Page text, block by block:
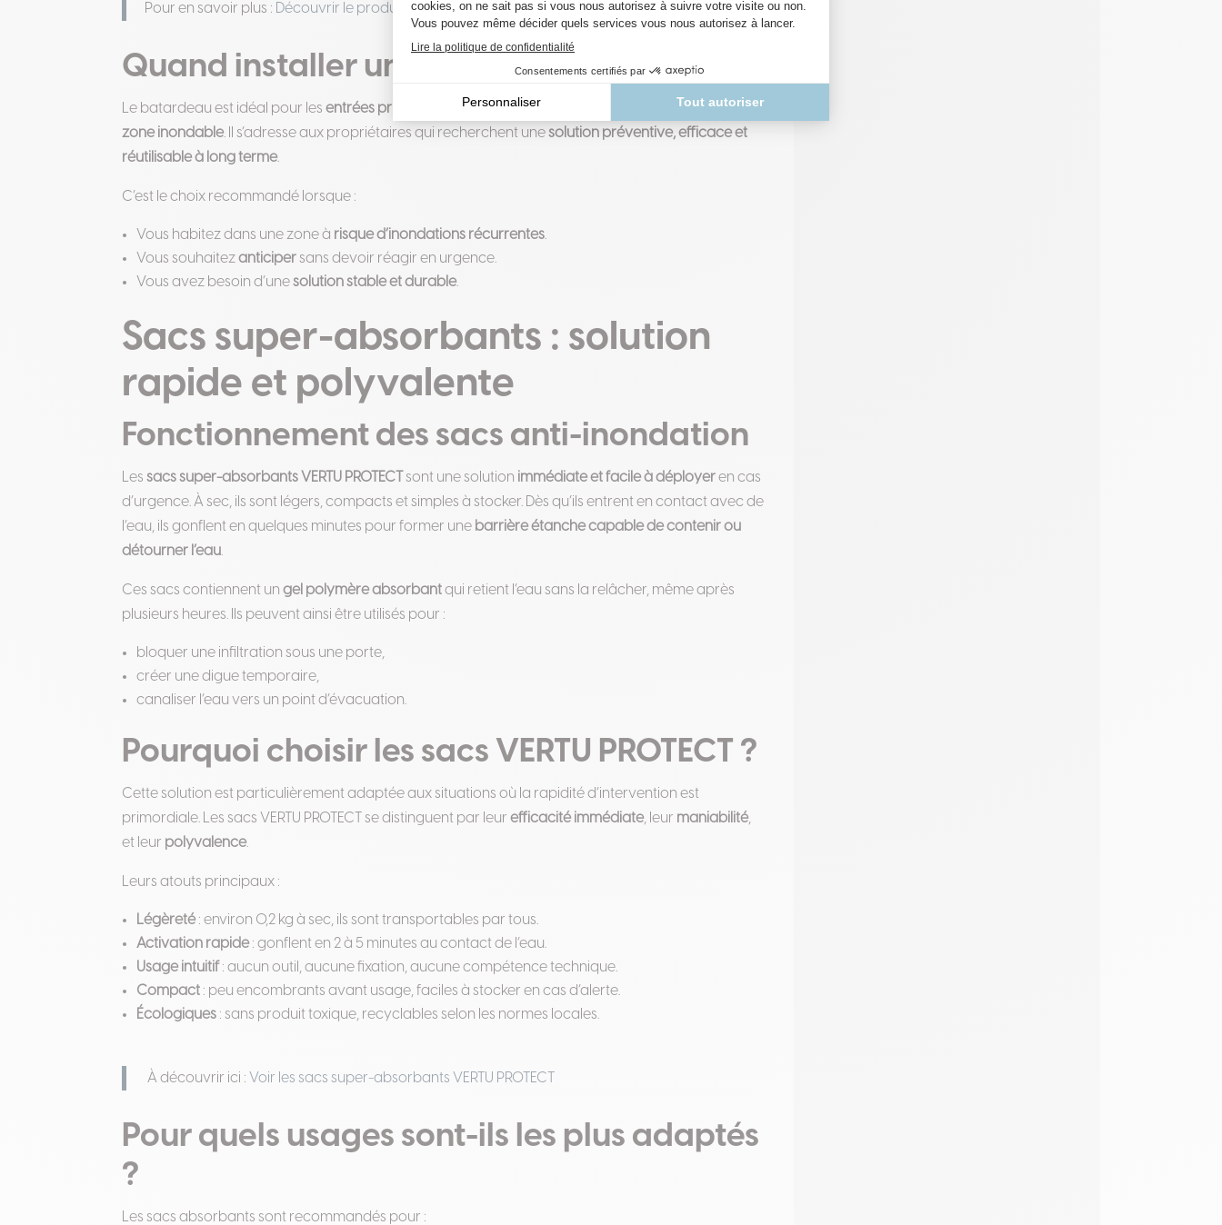
Pour en savoir plus : Découvrir le produit batardeau VERTU PROTECT
Quand installer un batardeau chez soi ?
Le batardeau est idéal pour lesentrées principales, portes de garage, caves ou vitrinessituées en
zone inondable. Il s’adresse aux propriétaires qui recherchent unesolution préventive, efficace et
réutilisable à long terme.
C’est le choix recommandé lorsque :
Vous habitez dans une zone à risque d’inondations récurrentes.
Vous souhaitezanticiper sans devoir réagir en urgence.
Vous avez besoin d’unesolution stable et durable.
Sacs super-absorbants : solution
rapide et polyvalente
Fonctionnement des sacs anti-inondation
Lessacs super-absorbants VERTU PROTECT sont une solution immédiate et facile à déployeren cas
d’urgence. À sec, ils sont légers, compacts et simples à stocker. Dès qu’ils entrent en contact avec de
l’eau, ils gonflent en quelques minutes pour former une barrière étanche capable de contenir ou
détourner l’eau.
Ces sacs contiennent ungel polymère absorbantqui retient l’eau sans la relâcher, même après
plusieurs heures. Ils peuvent ainsi être utilisés pour :
bloquer une infiltration sous une porte,
créer une digue temporaire,
canaliser l’eau vers un point d’évacuation.
Pourquoi choisir les sacs VERTU PROTECT ?
Cette solution est particulièrement adaptée aux situations où la rapidité d’intervention est
primordiale. Les sacs VERTU PROTECT se distinguent par leurefficacité immédiate, leur maniabilité,
et leur polyvalence.
Leurs atouts principaux :
Légèreté : environ 0,2 kg à sec, ils sont transportables par tous.
Activation rapide : gonflent en 2 à 5 minutes au contact de l’eau.
Usage intuitif: aucun outil, aucune fixation, aucune compétence technique.
Compact : peu encombrants avant usage, faciles à stocker en cas d’alerte.
Écologiques : sans produit toxique, recyclables selon les normes locales.
À découvrir ici : Voir les sacs super-absorbants VERTU PROTECT
Pour quels usages sont-ils les plus adaptés
?
Les sacs absorbants sont recommandés pour :